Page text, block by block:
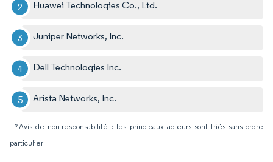
Huawei Technologies Co., Ltd.
Juniper Networks, Inc.
Dell Technologies Inc.
Arista Networks, Inc.
*Avis de non-responsabilité : les principaux acteurs sont triés sans ordre
particulier